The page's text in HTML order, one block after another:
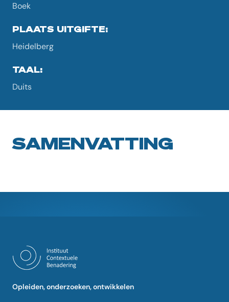
Boek
PLAATS UITGIFTE:
Heidelberg
TAAL:
Duits
SAMENVATTING
Opleiden, onderzoeken, ontwikkelen